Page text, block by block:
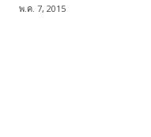
พ.ค. 7, 2015